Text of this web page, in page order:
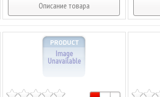
Описание товара